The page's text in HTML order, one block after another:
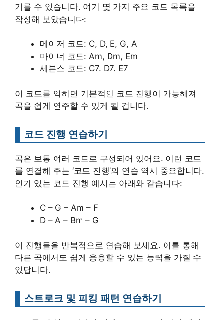
기를 수 있습니다. 여기 몇 가지 주요 코드 목록을
작성해 보았습니다:
메이저 코드: C, D, E, G, A
마이너 코드: Am, Dm, Em
세븐스 코드: C7. D7. E7
이 코드를 익히면 기본적인 코드 진행이 가능해져
곡을 쉽게 연주할 수 있게 될 겁니다.
코드 진행 연습하기
곡은 보통 여러 코드로 구성되어 있어요. 이런 코드
를 연결해 주는 ‘코드 진행’의 연습 역시 중요합니다.
인기 있는 코드 진행 예시는 아래와 같습니다:
C – G – Am – F
D – A – Bm – G
이 진행들을 반복적으로 연습해 보세요. 이를 통해
다른 곡에서도 쉽게 응용할 수 있는 능력을 가질 수
있답니다.
스트로크 및 피킹 패턴 연습하기